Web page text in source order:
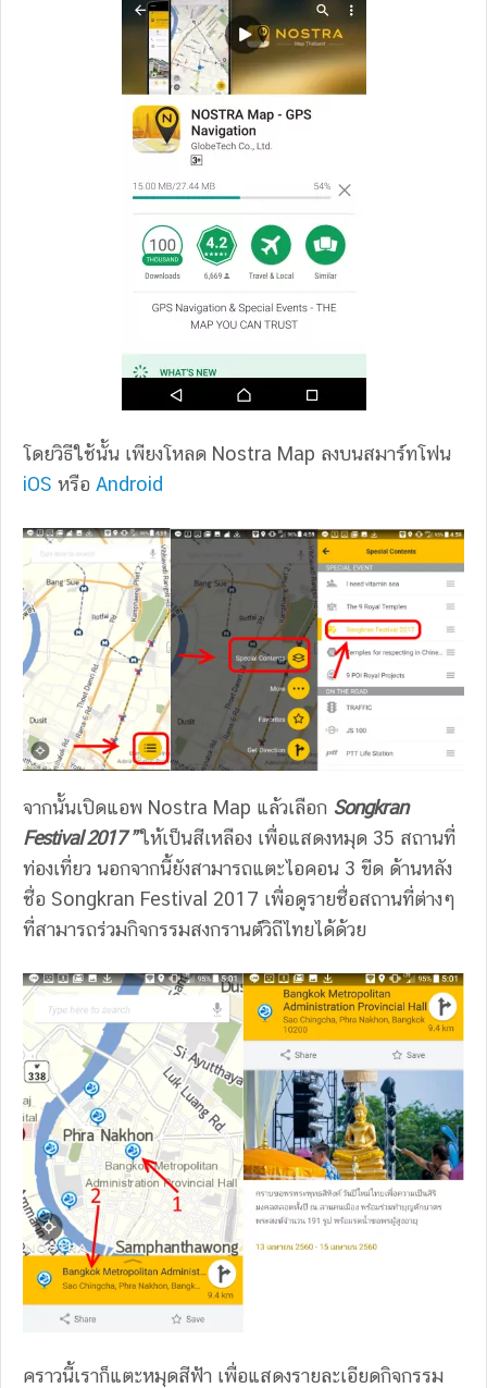
โดยวิธีใช้นั้น เพียงโหลด Nostra Map ลงบนสมาร์ทโฟน
iOS หรือ Android
จากนั้นเปิดแอพ Nostra Map แล้วเลือก Songkran
Festival 2017 ”ให้เป็นสีเหลือง เพื่อแสดงหมุด 35 สถานที่
ท่องเที่ยว นอกจากนี้ยังสามารถแตะไอคอน 3 ขีด ด้านหลัง
ชื่อ Songkran Festival 2017 เพื่อดูรายชื่อสถานที่ต่างๆ
ที่สามารถร่วมกิจกรรมสงกรานต์วิถีไทยได้ด้วย
คราวนี้เราก็แตะหมุดสีฟ้า เพื่อแสดงรายละเอียดกิจกรรม